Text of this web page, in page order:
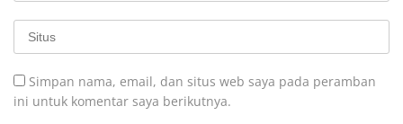
Simpan nama, email, dan situs web saya pada peramban
ini untuk komentar saya berikutnya.